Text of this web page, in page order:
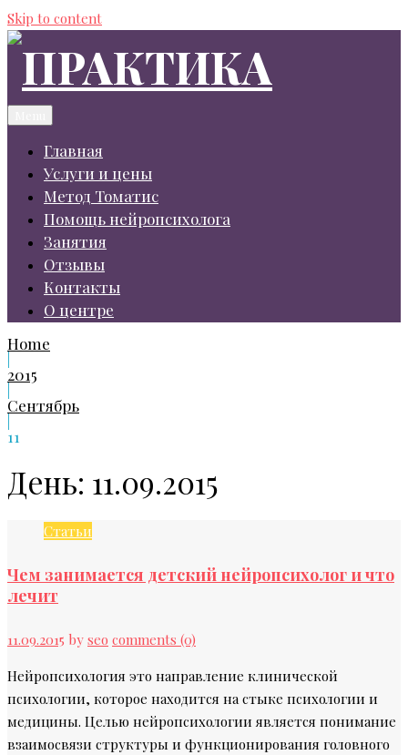
Skip to content
Главная
Услуги и цены
Метод Томатис
Помощь нейропсихолога
Занятия
Отзывы
Контакты
О центре
Home
2015
Сентябрь
11
День: 11.09.2015
Статьи
Чем занимается детский нейропсихолог и что
лечит
11.09.2015 by seo comments (0)
Нейропсихология это направление клинической
психологии, которое находится на стыке психологии и
медицины. Целью нейропсихологии является понимание
взаимосвязи структуры и функционирования головного